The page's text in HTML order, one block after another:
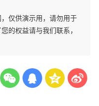
仅供演示用，请勿用于
的权益请与我们联系，